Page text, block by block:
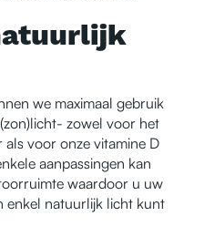
we maximaal gebruik
zowel voor het
voor onze vitamine D
aanpassingen kan
waardoor u uw
enkel natuurlijk licht kunt